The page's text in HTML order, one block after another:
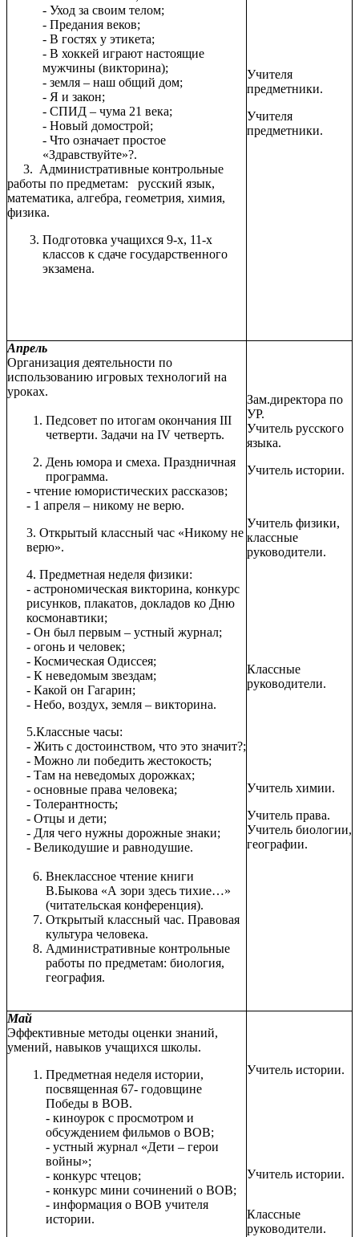
- Уход за своим телом;
- Предания веков;
- В гостях у этикета;
- В хоккей играют настоящие
мужчины (викторина);
- земля – наш общий дом;
- Я и закон;
- СПИД – чума 21 века;
- Новый домострой;
- Что означает простое
«Здравствуйте»?.
3. Административные контрольные
работы по предметам: русский язык,
математика, алгебра, геометрия, химия,
физика.
Подготовка учащихся 9-х, 11-х
классов к сдаче государственного
экзамена.
Учителя
предметники.
Учителя
предметники.
Апрель
Организация деятельности по
использованию игровых технологий на
уроках.
Педсовет по итогам окончания III
четверти. Задачи на IV четверть.
День юмора и смеха. Праздничная
программа.
- чтение юмористических рассказов;
- 1 апреля – никому не верю.
3. Открытый классный час «Никому не
верю».
4. Предметная неделя физики:
- астрономическая викторина, конкурс
рисунков, плакатов, докладов ко Дню
космонавтики;
- Он был первым – устный журнал;
- огонь и человек;
- Космическая Одиссея;
- К неведомым звездам;
- Какой он Гагарин;
- Небо, воздух, земля – викторина.
5.Классные часы:
- Жить с достоинством, что это значит?;
- Можно ли победить жестокость;
- Там на неведомых дорожках;
- основные права человека;
- Толерантность;
- Отцы и дети;
- Для чего нужны дорожные знаки;
- Великодушие и равнодушие.
Внеклассное чтение книги
В.Быкова «А зори здесь тихие…»
(читательская конференция).
Открытый классный час. Правовая
культура человека.
Административные контрольные
работы по предметам: биология,
география.
Зам.директора по
УР.
Учитель русского
языка.
Учитель истории.
Учитель физики,
классные
руководители.
Классные
руководители.
Учитель химии.
Учитель права.
Учитель биологии,
географии.
Май
Эффективные методы оценки знаний,
умений, навыков учащихся школы.
Предметная неделя истории,
посвященная 67- годовщине
Победы в ВОВ.
- киноурок с просмотром и
обсуждением фильмов о ВОВ;
- устный журнал «Дети – герои
войны»;
- конкурс чтецов;
- конкурс мини сочинений о ВОВ;
- информация о ВОВ учителя
истории.
Учитель истории.
Учитель истории.
Классные
руководители.